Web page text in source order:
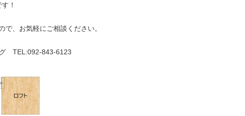
！
、お気軽にご相談ください。
TEL:092-843-6123